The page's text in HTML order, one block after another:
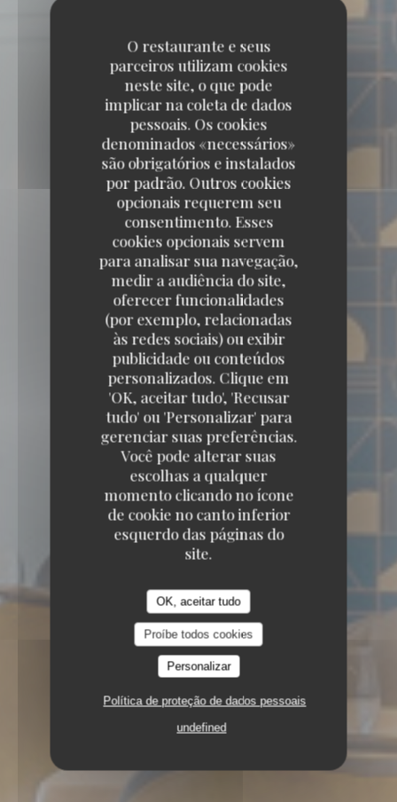
O restaurante e seus
parceiros utilizam cookies
neste site, o que pode
implicar na coleta de dados
pessoais. Os cookies
denominados «necessários»
são obrigatórios e instalados
por padrão. Outros cookies
opcionais requerem seu
consentimento. Esses
cookies opcionais servem
para analisar sua navegação,
medir a audiência do site,
oferecer funcionalidades
(por exemplo, relacionadas
às redes sociais) ou exibir
publicidade ou conteúdos
personalizados. Clique em
'OK, aceitar tudo', 'Recusar
tudo' ou 'Personalizar' para
gerenciar suas preferências.
Você pode alterar suas
escolhas a qualquer
momento clicando no ícone
de cookie no canto inferior
esquerdo das páginas do
site.
OK, aceitar tudo
Proíbe todos cookies
Personalizar
Política de proteção de dados pessoais
undefined
23 RUE ROGER BOUVRY 59113 SECLIN